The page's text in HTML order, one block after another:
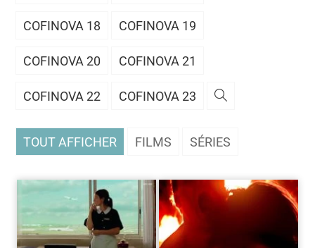
COFINOVA 18 COFINOVA 19
COFINOVA 20 COFINOVA 21
COFINOVA 22 COFINOVA 23
TOUT AFFICHER FILMS SÉRIES